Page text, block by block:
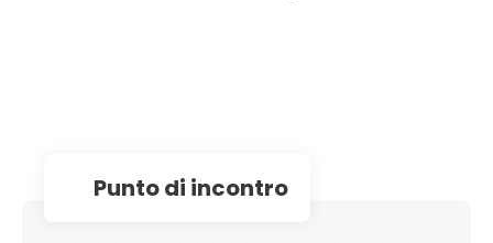
Punto di incontro